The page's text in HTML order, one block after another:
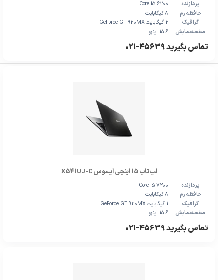
پردازنده
Core i5 6200
حافظه رم
8 گیگابایت
گرافیک
2 گیگابایت GeForce GT 920MX
صفحه‌نمایش
15.6 اینچ
تماس بگیرید ۴۵۶۳۹-۰۲۱
لپ‌تاپ 15 اینچی ایسوس X541UJ-C
پردازنده
Core i5 7200
حافظه رم
8 گیگابایت
گرافیک
1 گیگابایت GeForce GT 920MX
صفحه‌نمایش
15.6 اینچ
تماس بگیرید ۴۵۶۳۹-۰۲۱